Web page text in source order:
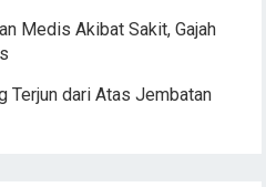
Medis Akibat Sakit, Gajah
Terjun dari Atas Jembatan